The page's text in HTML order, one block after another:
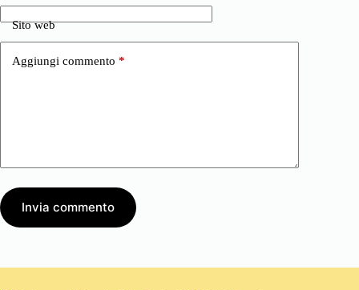
Sito web
Aggiungi commento *
Invia commento